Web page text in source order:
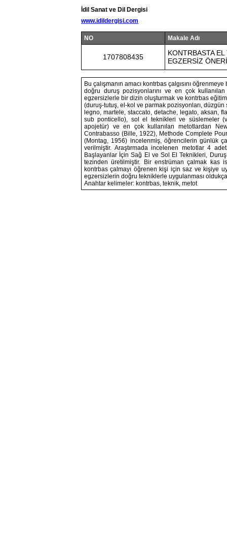
İdil Sanat ve Dil Dergisi
www.idildergisi.com
NO Makale Adı
1707808435
KONTRBASTA
EGZERSİZ
Bu çalışmanın amacı kontrbas çalgısını
doğru duruş pozisyonlarını ve en çok
egzersizlerle bir dizin oluşturmak ve kontrbas
(duruş-tutuş, el-kol ve parmak pozisyonları,
legno, martele, staccato, detache, legato, aksan,
sub ponticello), sol el teknikleri ve süslemeler
apojetür) ve en çok kullanılan metotlardan
Contrabasso (Bille, 1922), Methode Complete
(Montag, 1956) incelenmiş, öğrencilerin günlük
verilmiştir. Araştırmada incelenen metotlar 4 adet
Başlayanlar İçin Sağ El ve Sol El Teknikleri,
tezinden üretilmiştir. Bir enstrüman çalmak kas
kontrbas çalmayı öğrenen kişi için saz ve kişiye
egzersizlerin doğru tekniklerle uygulanması
Anahtar kelimeler: kontrbas, teknik, metot